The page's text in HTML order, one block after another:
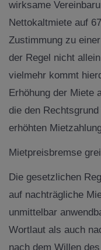
wirksame
Nettokaltmiete auf
Zustimmung zu
der Regel nicht
vielmehr kommt
Erhöhung der Miete
die den
erhöhten
Mietpreisbremse
Die gesetzlichen
auf nachträgliche
unmittelbar
Wortlaut als auch
nach dem Willen